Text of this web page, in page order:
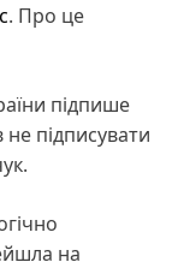
. Про це
підпише
підписувати
на